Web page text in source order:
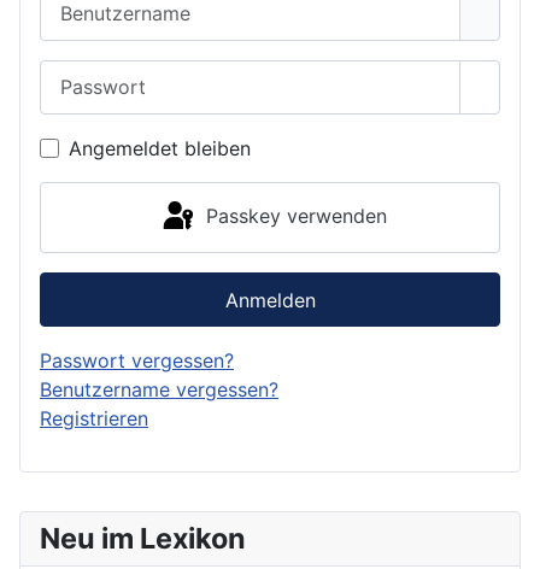
Neu im Lexikon
Angemeldet bleiben
Passkey verwenden
Anmelden
Passwort vergessen?
Benutzername vergessen?
Registrieren